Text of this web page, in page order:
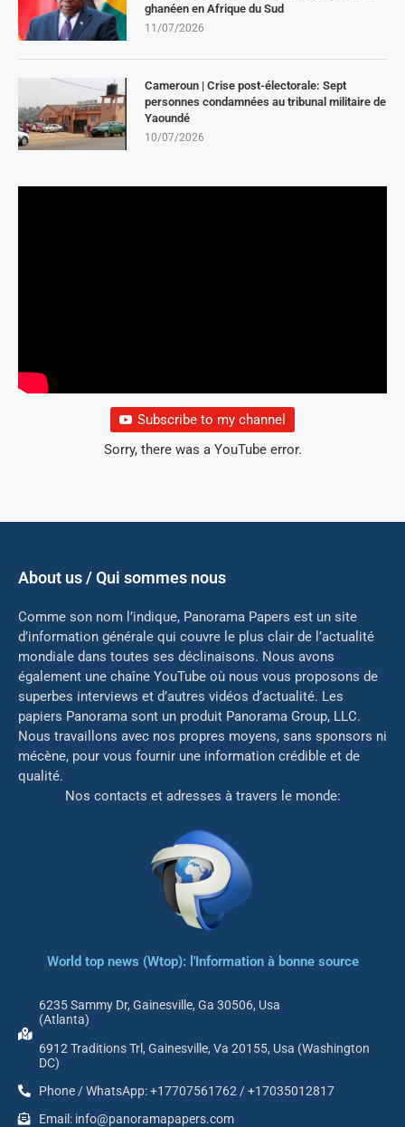
ghanéen en Afrique du Sud
11/07/2026
Cameroun | Crise post-électorale: Sept
personnes condamnées au tribunal militaire de
Yaoundé
10/07/2026
Subscribe to my channel
Sorry, there was a YouTube error.
About us / Qui sommes nous
Comme son nom l’indique, Panorama Papers est un site
d’information générale qui couvre le plus clair de l’actualité
mondiale dans toutes ses déclinaisons. Nous avons
également une chaîne YouTube où nous vous proposons de
superbes interviews et d’autres vidéos d’actualité. Les
papiers Panorama sont un produit Panorama Group, LLC.
Nous travaillons avec nos propres moyens, sans sponsors ni
mécène, pour vous fournir une information crédible et de
qualité.
Nos contacts et adresses à travers le monde:
World top news (Wtop): l'Information à bonne source
6235 Sammy Dr, Gainesville, Ga 30506, Usa
(Atlanta)
6912 Traditions Trl, Gainesville, Va 20155, Usa (Washington
DC)
Phone / WhatsApp: +17707561762 / +17035012817
Email: info@panoramapapers.com